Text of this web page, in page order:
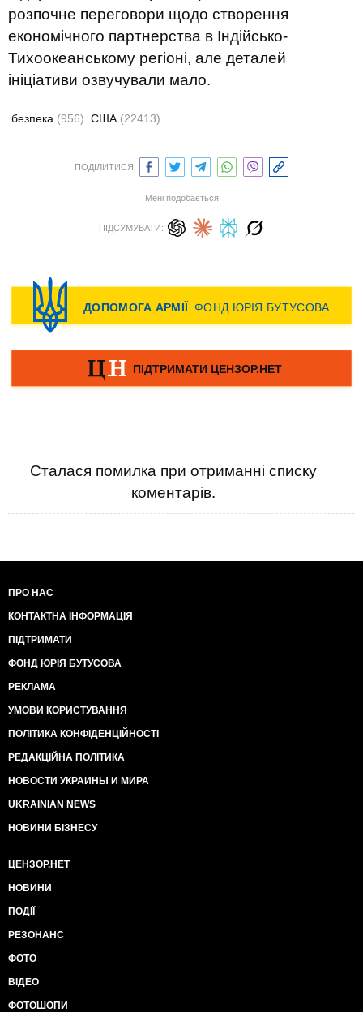
розпочне переговори щодо створення
економічного партнерства в Індійсько-
Тихоокеанському регіоні, але деталей
ініціативи озвучували мало.
безпека (956) США (22413)
ПОДІЛИТИСЯ:
Мені подобається
ПІДСУМУВАТИ:
Сталася помилка при отриманні списку
коментарів.
ПРО НАС
КОНТАКТНА ІНФОРМАЦІЯ
ПІДТРИМАТИ
ФОНД ЮРІЯ БУТУСОВА
РЕКЛАМА
УМОВИ КОРИСТУВАННЯ
ПОЛІТИКА КОНФІДЕНЦІЙНОСТІ
РЕДАКЦІЙНА ПОЛІТИКА
НОВОСТИ УКРАИНЫ И МИРА
UKRAINIAN NEWS
НОВИНИ БІЗНЕСУ
ЦЕНЗОР.НЕТ
НОВИНИ
ПОДІЇ
РЕЗОНАНС
ФОТО
ВІДЕО
ФОТОШОПИ